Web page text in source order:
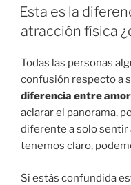
EN
Esta es la
atracción física
Todas las personas
confusión respecto a
diferencia entre
aclarar el panorama,
diferente a solo sentir
tenemos claro,
Si estás confundida